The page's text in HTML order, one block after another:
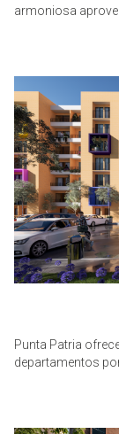
armoniosa
azul y a un
ciudad como un
vivienda vertical
bien pensados en
estudian y
oportunidad de
diario.
Punta Patria
departamentos